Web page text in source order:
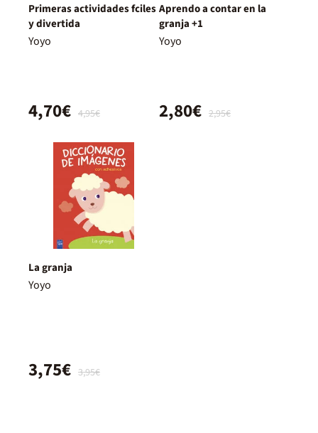
Primeras actividades fciles
y divertida
Yoyo
4,95€
4,70€
Aprendo a contar en la
granja +1
Yoyo
2,95€
2,80€
La granja
Yoyo
3,95€
3,75€